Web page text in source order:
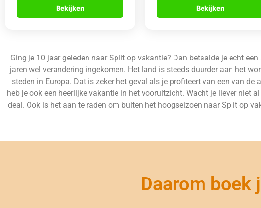
Bekijken Bekijken
Ging je 10 jaar geleden naar Split op vakantie? Dan betaalde je echt
jaren wel verandering ingekomen. Het land is steeds duurder aan het
steden in Europa. Dat is zeker het geval als je profiteert van een van
heb je ook een heerlijke vakantie in het vooruitzicht. Wacht je liever niet
deal. Ook is het aan te raden om buiten het hoogseizoen naar Split op
Daarom boek